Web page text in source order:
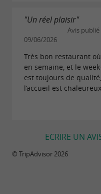
"Un réel plaisir"
Avis publié
09/06/2026
Très bon restaurant
en semaine, et le
est toujours de
l’accueil est
ECRIRE UN
© TripAdvisor 2026